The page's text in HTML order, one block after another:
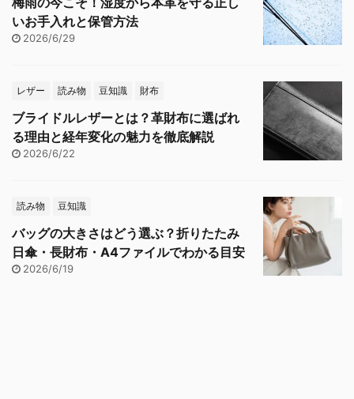
いお手入れと保管方法
2026/6/29
レザー 読み物 豆知識 財布
ブライドルレザーとは？革財布に選ばれ
る理由と経年変化の魅力を徹底解説
2026/6/22
読み物 豆知識
バッグの大きさはどう選ぶ？折りたたみ
日傘・長財布・A4ファイルでわかる目安
2026/6/19